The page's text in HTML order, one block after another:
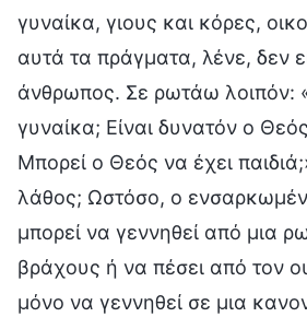
γυναίκα, γιους και κόρες,
αυτά τα πράγματα, λένε, δεν
άνθρωπος. Σε ρωτάω λοιπόν:
γυναίκα; Είναι δυνατόν ο
Μπορεί ο Θεός να έχει
λάθος; Ωστόσο, ο
μπορεί να γεννηθεί από μια
βράχους ή να πέσει από τον
μόνο να γεννηθεί σε μια